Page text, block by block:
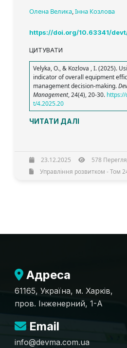
Олена Велика,Інна Козлова
https://doi.org/10.63341/
ЦИТУВАТИ
Velyka, O., & Kozlova , I. (2025).
indicator of overall equipment
management decision-making.
Management, 24(4), 20-30.
t/4.2025.20
ЧИТАТИ ДАЛІ
23.12.2025
578
Управління розвитком - Том
Адреса
61165, Україна, м. Харків,
пров. Інженерний, 1-А
Email
info@devma.com.ua